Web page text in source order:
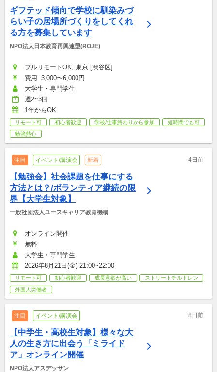
ギフテッド傾向で学校に馴染みづ
らい子の居場所づくりをしてくれ
る方を募集しています
NPO法人日本教育再興連盟(ROJE)
フルリモートOK, 東京 [渋谷区]
費用: 3,000〜6,000円
大学生・専門学生
週2~3回
1年からOK
リモート可 初心者歓迎 学校/仕事終わりから参加
短時間でも可
勉強熱心
注目 イベント/講演会 新着 4日前
【勉強会】社会課題を仕事にする
方法とは？/ボランティア継続の限
界【大学生対象】
一般社団法人ユースキャリア教育機構
オンライン開催
無料
大学生・専門学生
2026年8月21日(金) 21:00~22:00
リモート可 初心者歓迎 成長意欲が高い
ストリートチルドレン
外国人労働者
注目 イベント/講演会 8日前
【中学生・高校生対象】様々な大
人の生き方に出会う「ミライド
ア」オンライン開催
NPO法人アスデッサン